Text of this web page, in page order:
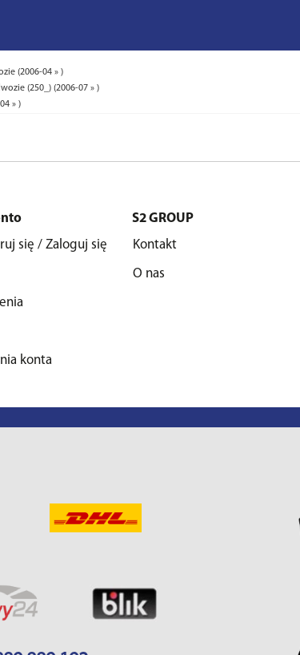
(2006-04 » )
(250_) (2006-07 » )
» )
się / Zaloguj się
konta
S2 GROUP
Kontakt
O nas